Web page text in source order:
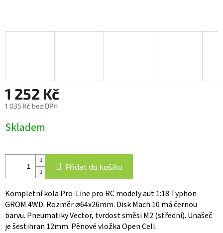
1 252 Kč
1 035 Kč bez DPH
cena:
Skladem
Přidat do košíku
Kompletní kola Pro-Line pro RC modely aut 1:18 Typhon
GROM 4WD. Rozměr ⌀64x26mm. Disk Mach 10 má černou
barvu. Pneumatiky Vector, tvrdost směsi M2 (střední). Unašeč
je šestihran 12mm. Pěnové vložka Open Cell.